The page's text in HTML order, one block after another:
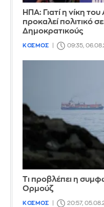
ΗΠΑ: Γιατί η νίκη
προκαλεί πολιτικό
Δημοκρατικούς
ΚΟΣΜΟΣ 09:35,
Τι προβλέπει η
Ορμούζ
ΚΟΣΜΟΣ 20:57,